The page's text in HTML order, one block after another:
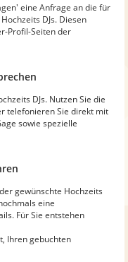
eine Anfrage an die für
DJs. Diesen
Profil-Seiten der
DJs. Nutzen Sie die
telefonieren Sie direkt mit
sowie spezielle
gewünschte Hochzeits
eine
Für Sie entstehen
Ihren gebuchten